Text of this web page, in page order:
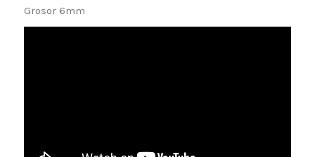
Grosor 6mm